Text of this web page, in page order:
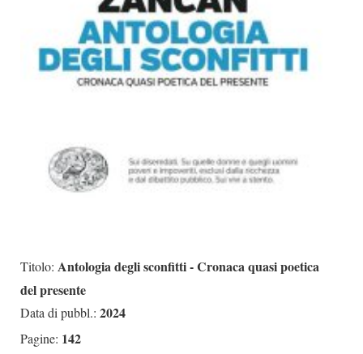
Premio Chiara
Tabù Festival 2014
A Tutto Volume
Titolo: Antologia degli sconfitti - Cronaca quasi poetica
del presente
Data di pubbl.: 2024
Pagine: 142